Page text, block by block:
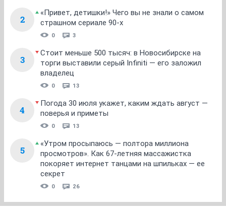
2
«Привет, детишки!» Чего вы не знали о самом
страшном сериале 90-х
0 3
3
Стоит меньше 500 тысяч: в Новосибирске на
торги выставили серый Infiniti — его заложил
владелец
0 13
4
Погода 30 июля укажет, каким ждать август —
поверья и приметы
0 13
5
«Утром просыпаюсь — полтора миллиона
просмотров». Как 67-летняя массажистка
покоряет интернет танцами на шпильках — ее
секрет
0 26